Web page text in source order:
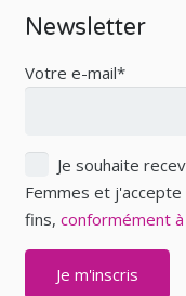
Newsletter
Votre e-mail*
Je souhaite
Femmes et
fins, conformément